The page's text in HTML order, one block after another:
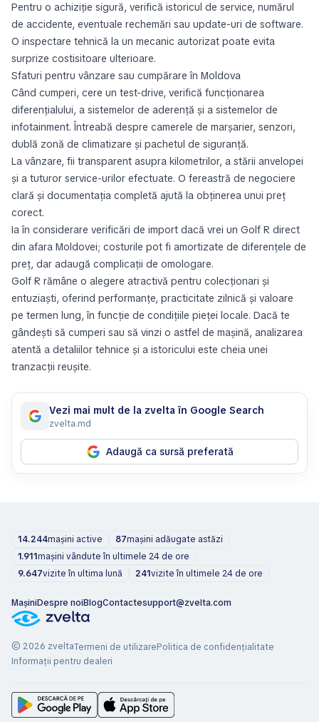
Pentru o achiziție sigură, verifică istoricul de service, numărul
de accidente, eventuale rechemări sau update-uri de software.
O inspectare tehnică la un mecanic autorizat poate evita
surprize costisitoare ulterioare.
Sfaturi pentru vânzare sau cumpărare în Moldova
Când cumperi, cere un test-drive, verifică funcționarea
diferențialului, a sistemelor de aderență și a sistemelor de
infotainment. Întreabă despre camerele de marșarier, senzori,
dublă zonă de climatizare și pachetul de siguranță.
La vânzare, fii transparent asupra kilometrilor, a stării anvelopei
și a tuturor service-urilor efectuate. O fereastră de negociere
clară și documentația completă ajută la obținerea unui preț
corect.
Ia în considerare verificări de import dacă vrei un Golf R direct
din afara Moldovei; costurile pot fi amortizate de diferențele de
preț, dar adaugă complicații de omologare.
Golf R rămâne o alegere atractivă pentru colecționari și
entuziaști, oferind performanțe, practicitate zilnică și valoare
pe termen lung, în funcție de condițiile pieței locale. Dacă te
gândești să cumperi sau să vinzi o astfel de mașină, analizarea
atentă a detaliilor tehnice și a istoricului este cheia unei
tranzacții reușite.
Vezi mai mult de la zvelta în Google Search
zvelta.md
Adaugă ca sursă preferată
14.244mașini active 87mașini adăugate astăzi
1.911mașini vândute în ultimele 24 de ore
9.647vizite în ultima lună 241vizite în ultimele 24 de ore
MașiniDespre noiBlogContactesupport@zvelta.com
© 2026 zveltaTermeni de utilizarePolitica de confidențialitate
Informații pentru dealeri